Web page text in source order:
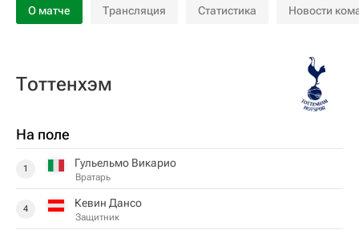
О матче Трансляция Статистика Новости
Тоттенхэм
На поле
1 Гульельмо Викарио
Вратарь
4 Кевин Дансо
Защитник